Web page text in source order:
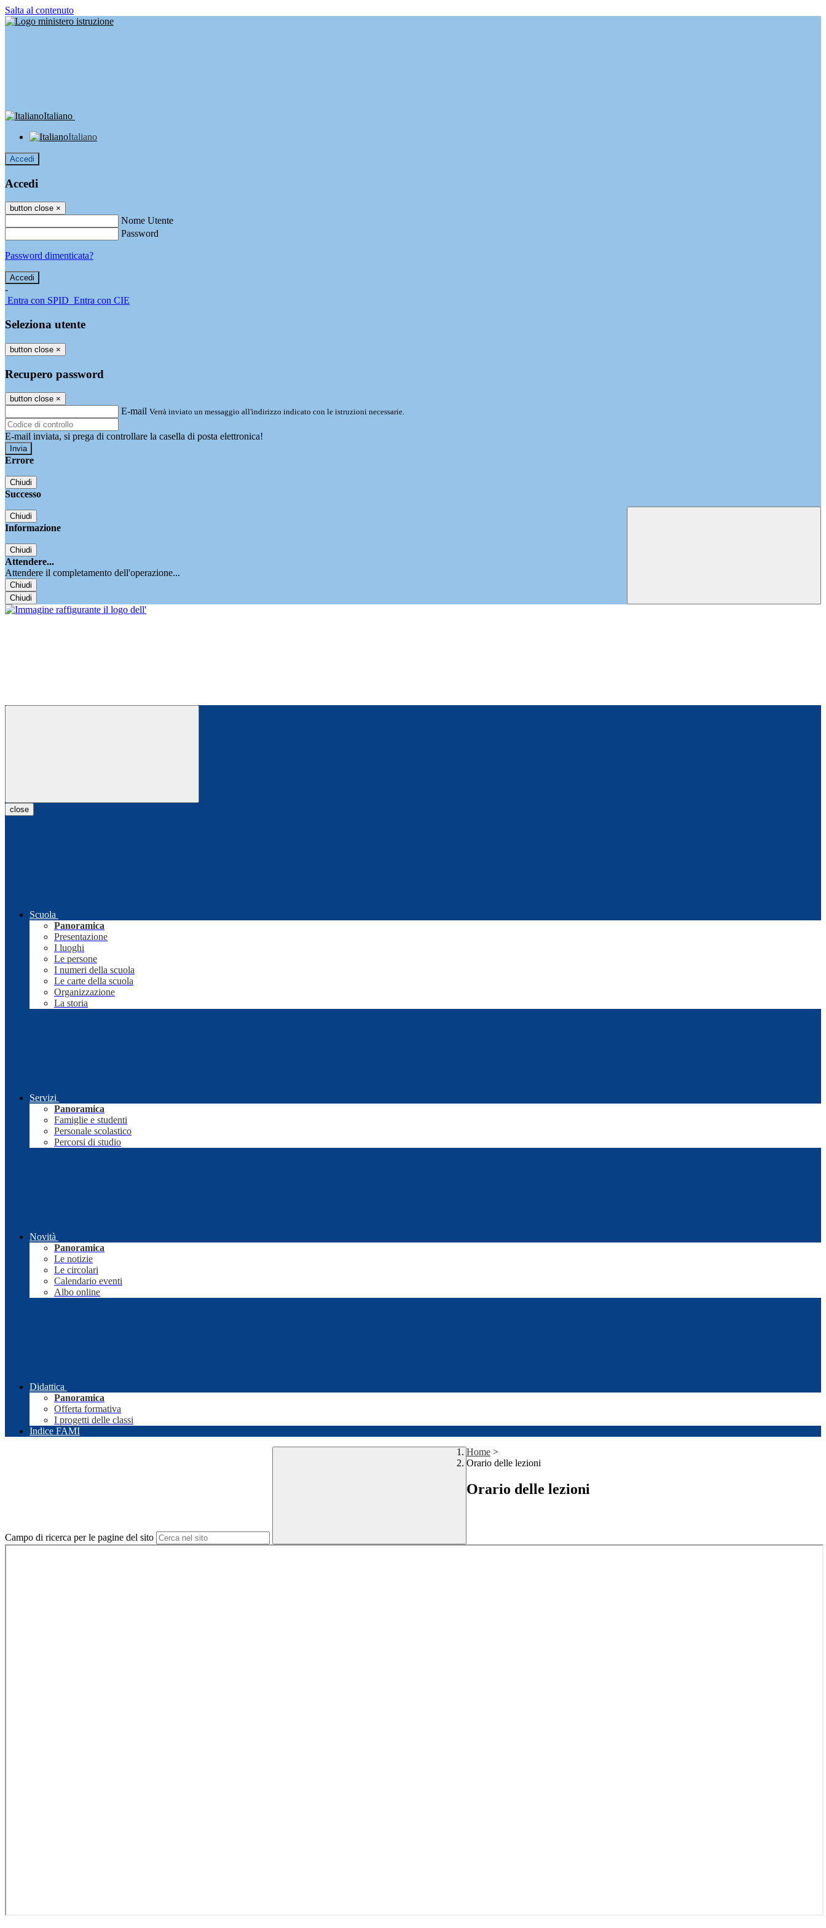
Salta al contenuto
Italiano
Italiano
Accedi
Accedi
button close ×
Nome Utente
Password
Password dimenticata?
-
Entra con SPID Entra con CIE
Seleziona utente
button close ×
Recupero password
button close ×
E-mail Verrà inviato un messaggio all'indirizzo indicato con le istruzioni necessarie.
E-mail inviata, si prega di controllare la casella di posta elettronica!
Errore
Chiudi
Successo
Chiudi
Informazione
Chiudi
Attendere...
Attendere il completamento dell'operazione...
Chiudi
Chiudi
close
Scuola
Panoramica
Presentazione
I luoghi
Le persone
I numeri della scuola
Le carte della scuola
Organizzazione
La storia
Servizi
Panoramica
Famiglie e studenti
Personale scolastico
Percorsi di studio
Novità
Panoramica
Le notizie
Le circolari
Calendario eventi
Albo online
Didattica
Panoramica
Offerta formativa
I progetti delle classi
Indice FAMI
Campo di ricerca per le pagine del sito
Home >
Orario delle lezioni
Orario delle lezioni